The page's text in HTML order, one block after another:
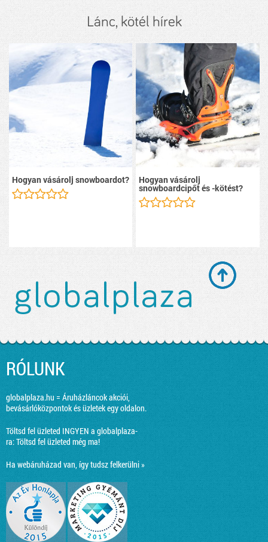
Lánc, kötél hírek
Hogyan vásárolj snowboardot? Hogyan vásárolj
snowboardcipőt és -kötést?
RÓLUNK
globalplaza.hu = Áruházláncok akciói,
bevásárlóközpontok és üzletek egy oldalon.
Töltsd fel üzleted INGYEN a globalplaza-
ra:Töltsd fel üzleted még ma!
Ha webáruházad van, így tudsz felkerülni »